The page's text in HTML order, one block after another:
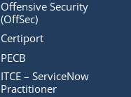
Offensive Security
(OffSec)
Certiport
PECB
ITCE – ServiceNow
Practitioner